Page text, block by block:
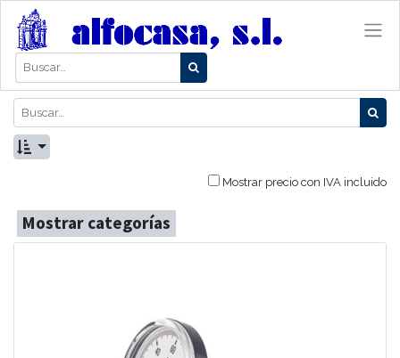
Mostrar precio con IVA incluido
Mostrar categorías